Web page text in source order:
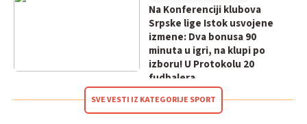
Na Konferenciji klubova
Srpske lige Istok usvojene
izmene: Dva bonusa 90
minuta u igri, na klupi po
izboru! U Protokolu 20
fudbalera
SVE VESTI IZ KATEGORIJE SPORT